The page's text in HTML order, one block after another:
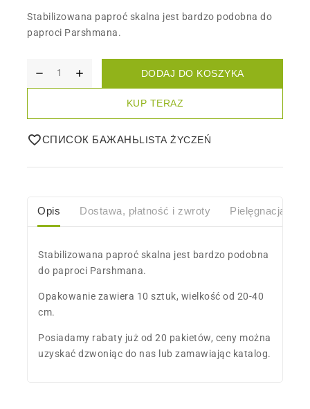
Stabilizowana paproć skalna jest bardzo podobna do
paproci Parshmana.
DODAJ DO KOSZYKA
KUP TERAZ
СПИСОК БАЖАНЬ
Opis Dostawa, płatność i zwroty Pielęgnacja
Stabilizowana paproć skalna jest bardzo podobna
do paproci Parshmana.
Opakowanie zawiera 10 sztuk, wielkość od 20-40
cm.
Posiadamy rabaty już od 20 pakietów, ceny można
uzyskać dzwoniąc do nas lub zamawiając katalog.